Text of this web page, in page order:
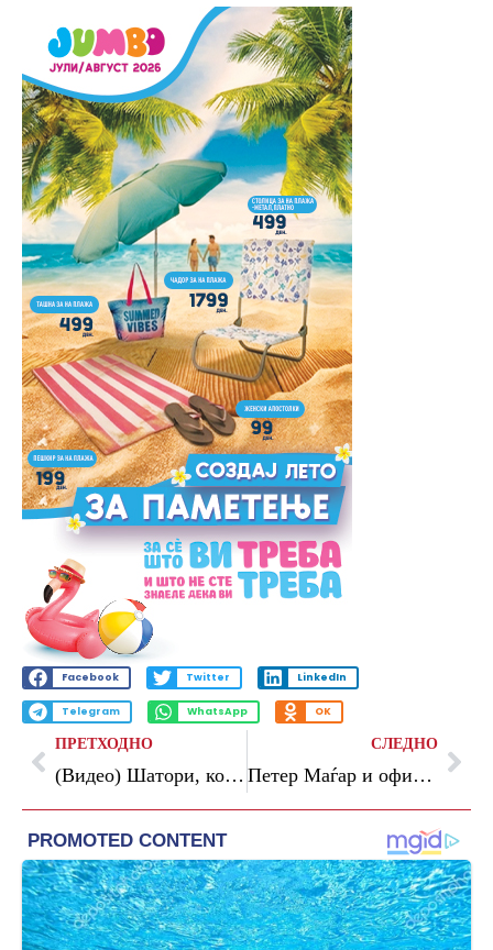
Facebook Twitter LinkedIn
Telegram WhatsApp OK
ПРЕТХОДНО
(Видео) Шатори, коридори и полициски блокади: Тенерифе се подготвува за пристигнување на крузерот со хантавирус
СЛЕДНО
Петер Маѓар и официјално нов премиер на Унгарија